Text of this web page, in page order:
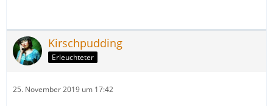
Kirschpudding
Erleuchteter
25. November 2019 um 17:42